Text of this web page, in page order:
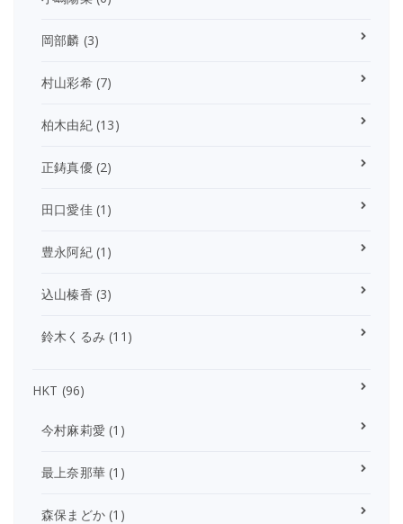
岡部麟 (3)
村山彩希(7)
柏木由紀(13)
正鋳真優(2)
田口愛佳(1)
豊永阿紀(1)
込山榛香 (3)
鈴木くるみ (11)
HKT (96)
今村麻莉愛 (1)
最上奈那華 (1)
森保まどか (1)